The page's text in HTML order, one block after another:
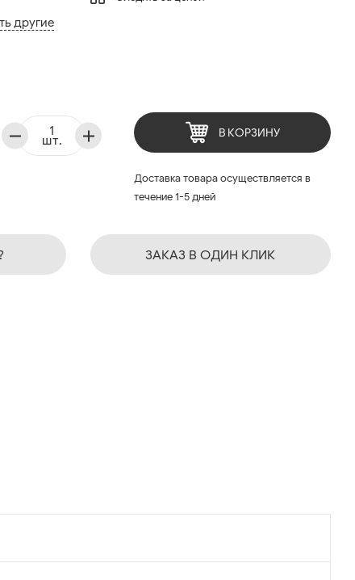
другие
шт. В КОРЗИНУ
Доставка товара осуществляется в
течение 1-5 дней
ЗАКАЗ В ОДИН КЛИК